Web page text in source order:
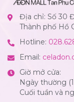
Địa chỉ: Số 30
Thành phố Hồ
Hotline:
Email:
Giờ mở cửa:
Ngày thường
Cuối tuần và